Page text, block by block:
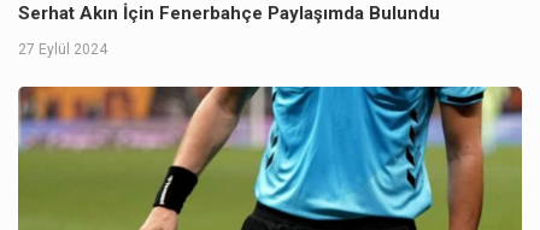
Serhat Akın İçin Fenerbahçe Paylaşımda Bulundu
27 Eylül 2024